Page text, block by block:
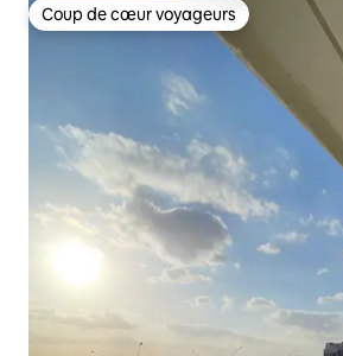
Coup de cœur voyageurs
Coup de cœur voyageurs